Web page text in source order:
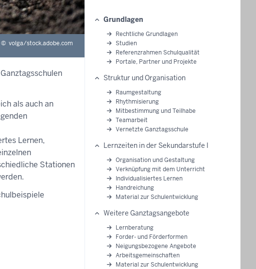
© volga/stock.adobe.com
als auch an
Lernen,
Stationen
Grundlagen
Rechtliche Grundlagen
Studien
Referenzrahmen Schulqualität
Portale, Partner und Projekte
Struktur und Organisation
Raumgestaltung
Rhythmisierung
Mitbestimmung und Teilhabe
Teamarbeit
Vernetzte Ganztagsschule
Lernzeiten in der Sekundarstufe I
Organisation und Gestaltung
Verknüpfung mit dem Unterricht
Individualisiertes Lernen
Handreichung
Material zur Schulentwicklung
Weitere Ganztagsangebote
Lernberatung
Forder- und Förderformen
Neigungsbezogene Angebote
Arbeitsgemeinschaften
Material zur Schulentwicklung